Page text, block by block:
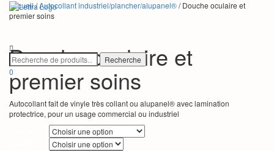
0
Accueil/Autocollant industriel/plancher/alupanel®/ Douche oculaire et
premier soins
Douche oculaire et
premier soins
Autocollant fait de vinyle très collant ou alupanel® avec lamination
protectrice, pour un usage commercial ou industriel